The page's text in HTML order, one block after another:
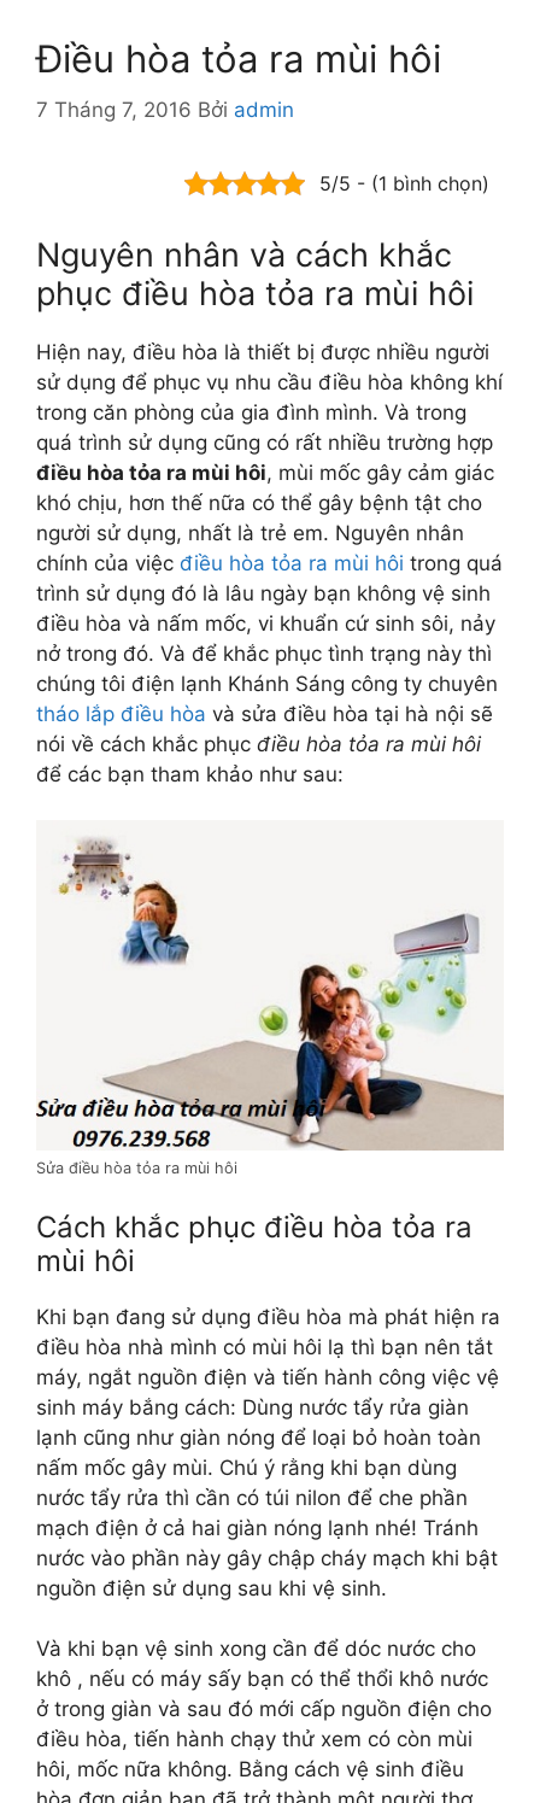
Điều hòa tỏa ra mùi hôi
7 Tháng 7, 2016 Bởi admin
5/5 - (1 bình chọn)
Nguyên nhân và cách khắc
phục điều hòa tỏa ra mùi hôi
Hiện nay, điều hòa là thiết bị được nhiều người
sử dụng để phục vụ nhu cầu điều hòa không khí
trong căn phòng của gia đình mình. Và trong
quá trình sử dụng cũng có rất nhiều trường hợp
điều hòa tỏa ra mùi hôi, mùi mốc gây cảm giác
khó chịu, hơn thế nữa có thể gây bệnh tật cho
người sử dụng, nhất là trẻ em. Nguyên nhân
chính của việc điều hòa tỏa ra mùi hôi trong quá
trình sử dụng đó là lâu ngày bạn không vệ sinh
điều hòa và nấm mốc, vi khuẩn cứ sinh sôi, nảy
nở trong đó. Và để khắc phục tình trạng này thì
chúng tôi điện lạnh Khánh Sáng công ty chuyên
tháo lắp điều hòa và sửa điều hòa tại hà nội sẽ
nói về cách khắc phục điều hòa tỏa ra mùi hôi
để các bạn tham khảo như sau:
Sửa điều hòa tỏa ra mùi hôi
Cách khắc phục điều hòa tỏa ra
mùi hôi
Khi bạn đang sử dụng điều hòa mà phát hiện ra
điều hòa nhà mình có mùi hôi lạ thì bạn nên tắt
máy, ngắt nguồn điện và tiến hành công việc vệ
sinh máy bắng cách: Dùng nước tẩy rửa giàn
lạnh cũng như giàn nóng để loại bỏ hoàn toàn
nấm mốc gây mùi. Chú ý rằng khi bạn dùng
nước tẩy rửa thì cần có túi nilon để che phần
mạch điện ở cả hai giàn nóng lạnh nhé! Tránh
nước vào phần này gây chập cháy mạch khi bật
nguồn điện sử dụng sau khi vệ sinh.
Và khi bạn vệ sinh xong cần để dóc nước cho
khô , nếu có máy sấy bạn có thể thổi khô nước
ở trong giàn và sau đó mới cấp nguồn điện cho
điều hòa, tiến hành chạy thử xem có còn mùi
hôi, mốc nữa không. Bằng cách vệ sinh điều